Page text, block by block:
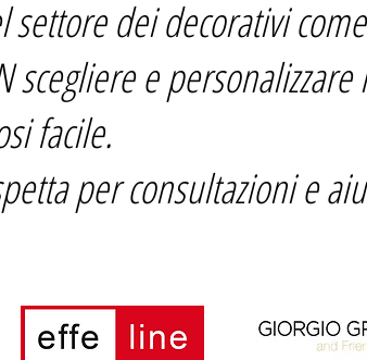
dei decorativi
scegliere e
facile.
per consultazioni e